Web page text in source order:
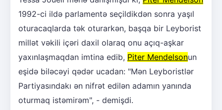
1992-ci ildə parlamentə seçildikdən sonra yaşıl
oturacaqlarda tək oturarkən, başqa bir Leyborist
millət vəkili içəri daxil olaraq onu açıq-aşkar
yaxınlaşmaqdan imtina edib, Piter Mendelsonun
eşidə biləcəyi qədər ucadan: "Mən Leyboristlər
Partiyasındakı ən nifrət edilən adamın yanında
oturmaq istəmirəm", - demişdi.